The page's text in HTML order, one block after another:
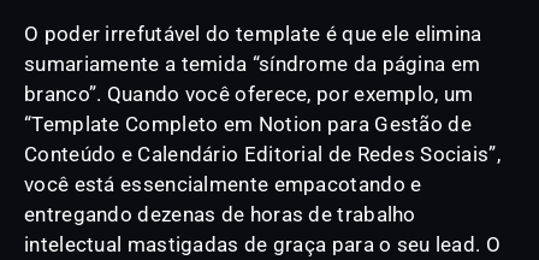
O poder irrefutável do template é que ele elimina
sumariamente a temida “síndrome da página em
branco”. Quando você oferece, por exemplo, um
“Template Completo em Notion para Gestão de
Conteúdo e Calendário Editorial de Redes Sociais”,
você está essencialmente empacotando e
entregando dezenas de horas de trabalho
intelectual mastigadas de graça para o seu lead. O